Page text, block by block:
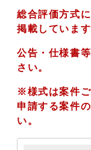
総合評価方式
掲載しています
公告・仕様書
さい。
※様式は案件
申請する案件
い。